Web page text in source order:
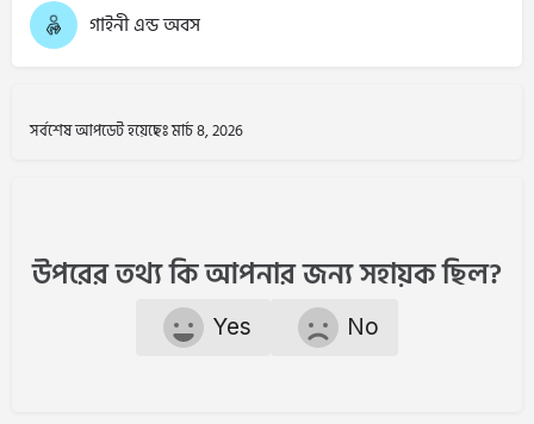
গাইনী এন্ড অবস
সর্বশেষ আপডেট হয়েছেঃ মার্চ 8, 2026
উপরের তথ্য কি আপনার জন্য সহায়ক ছিল?
Yes No